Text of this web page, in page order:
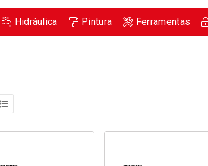
Hidráulica Pintura Ferramentas